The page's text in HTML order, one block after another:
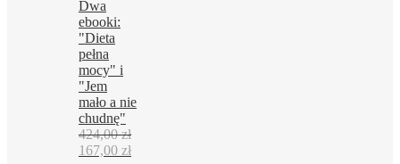
Dwa
ebooki:
"Dieta
pełna
mocy" i
"Jem
mało a nie
chudnę"
424,00zł
Pierwotna
167,00 złAktualna